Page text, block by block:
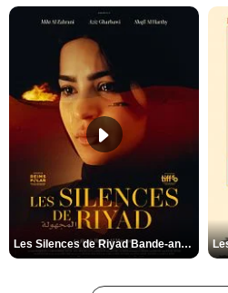
Les Silences de Riyad Bande-annonce VO STFR